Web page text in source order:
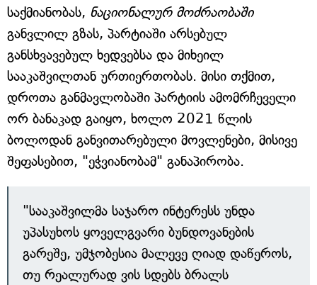
საქმიანობას, ნაციონალურ მოძრაობაში
განვლილ გზას, პარტიაში არსებულ
განსხვავებულ ხედვებსა და მიხეილ
სააკაშვილთან ურთიერთობას. მისი თქმით,
დროთა განმავლობაში პარტიის ამომრჩეველი
ორ ბანაკად გაიყო, ხოლო 2021 წლის
ბოლოდან განვითარებული მოვლენები, მისივე
შეფასებით, "ეჭვიანობამ" განაპირობა.
"სააკაშვილმა საჯარო ინტერესს უნდა
უპასუხოს ყოველგვარი ბუნდოვანების
გარეშე, უმჯობესია მალევე ღიად დაწეროს,
თუ რეალურად ვის სდებს ბრალს